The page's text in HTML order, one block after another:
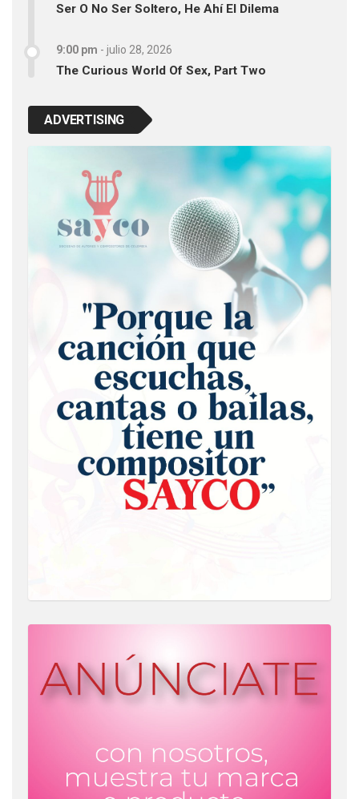
Ser O No Ser Soltero, He Ahí El Dilema
9:00 pm - julio 28, 2026
The Curious World Of Sex, Part Two
ADVERTISING